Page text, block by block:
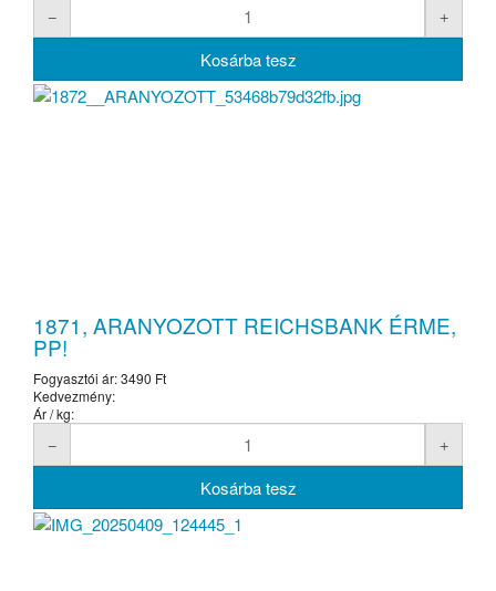
1871, ARANYOZOTT REICHSBANK ÉRME,
PP!
Fogyasztói ár:3490 Ft
Kedvezmény:
Ár / kg: